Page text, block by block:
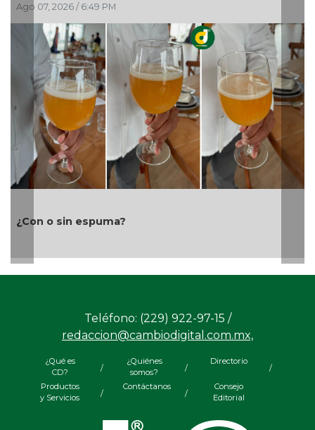
PM
Teléfono: (229) 922-97-15 /
redaccion@cambiodigital.com.mx,
¿Qué es
CD?
/
¿Quiénes
somos?
/
Directorio
/
Productos
y Servicios
/
Contáctanos
/
Consejo
Editorial